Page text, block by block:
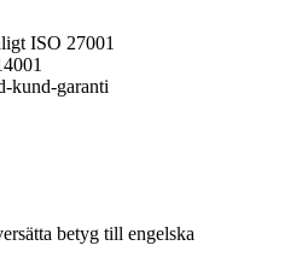
ISO 27001
kund-garanti
betyg till engelska